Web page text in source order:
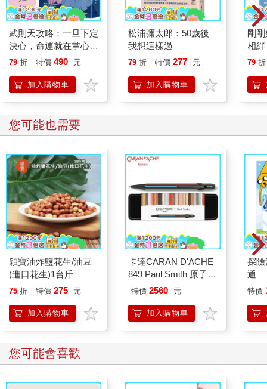
武則天攻略：一旦下定
決心，命運就在掌心！
【作者親簽版】
79 折 特價 490 元
加入購物車
松浦彌太郎：50歲後
我想這樣過
79 折 特價 277 元
加入購物車
剛
相
要
79 折
您可能也需要
穎寶油炸鹽花生/油豆
(進口花生)1台斤
75 折 特價 275 元
加入購物車
卡達CARAN D'ACHE
849 Paul Smith 原子筆
ED.5 條紋黑
特價 2560 元
加入購物車
探
通
特價
您可能會喜歡